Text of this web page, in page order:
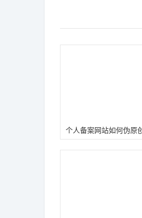
个人备案网站如何伪原
网站爱站词库权重！